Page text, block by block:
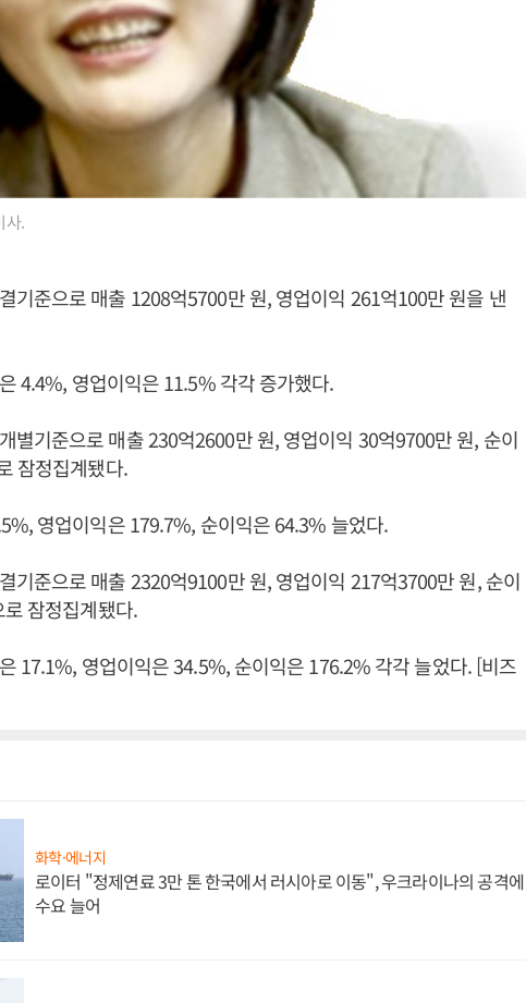
사.
기준으로 매출 1208억5700만 원, 영업이익 261억100만 원을 낸
4.4%, 영업이익은 11.5% 각각 증가했다.
별기준으로 매출 230억2600만 원, 영업이익 30억9700만 원, 순이
잠정집계됐다.
영업이익은 179.7%, 순이익은 64.3% 늘었다.
기준으로 매출 2320억9100만 원, 영업이익 217억3700만 원, 순이
잠정집계됐다.
17.1%, 영업이익은 34.5%, 순이익은 176.2% 각각 늘었다. [비즈
화학·에너지
로이터 "정제연료 3만 톤 한국에서 러시아로 이동", 우크라이나의 공격에
수요 늘어